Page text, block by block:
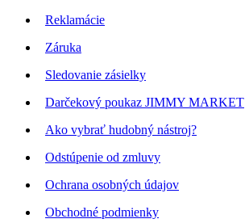
Reklamácie
Záruka
Sledovanie zásielky
Darčekový poukaz JIMMY MARKET
Ako vybrať hudobný nástroj?
Odstúpenie od zmluvy
Ochrana osobných údajov
Obchodné podmienky